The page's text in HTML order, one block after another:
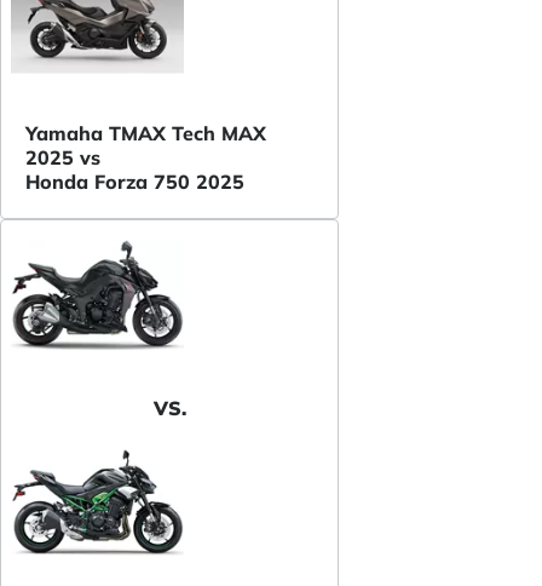
Yamaha TMAX Tech MAX
2025 vs
Honda Forza 750 2025
VS.